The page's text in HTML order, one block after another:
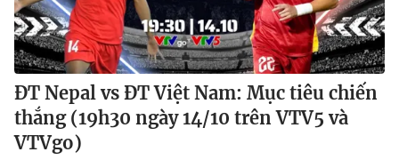
ĐT Nepal vs ĐT Việt Nam: Mục tiêu chiến
thắng (19h30 ngày 14/10 trên VTV5 và
VTVgo)